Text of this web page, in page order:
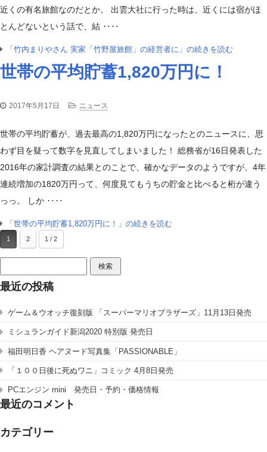
近くの有名旅館なのだとか。 出雲大社に行った時は、近くには宿がほ
とんどないという話で、結 ‥‥
「竹内まりやさん 実家「竹野屋旅館」の経営者に」の続きを読む
世帯の平均貯蓄1,820万円に！
2017年5月17日 ニュース
世帯の平均貯蓄が、過去最高の1,820万円になったとのニュースに、思
わず目を疑って数字を見直してしまいました！ 総務省が16日発表した
2016年の家計調査の結果とのことで、確かなデータのようですが、4年
連続増加の1820万円って、何度見てもうちの貯金と比べると桁が違う
っっ。 しか ‥‥
「世帯の平均貯蓄1,820万円に！」の続きを読む
1 2 1 / 2
索:
最近の投稿
ゲーム＆ウオッチ復刻版 「スーパーマリオブラザーズ」11月13日発売
ミシュランガイド新潟2020 特別版 発売日
福田明日香 ヘアヌード写真集「PASSIONABLE」
「１００日後に死ぬワニ」コミック 4月8日発売
PCエンジン mini 発売日・予約・価格情報
最近のコメント
カテゴリー